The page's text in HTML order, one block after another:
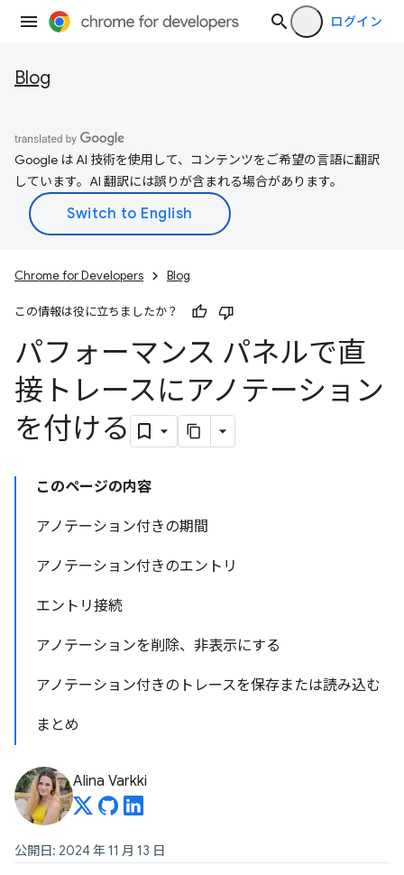
ログイン
Blog
Google は AI 技術を使用して、コンテンツをご希望の言語に翻訳
しています。AI 翻訳には誤りが含まれる場合があります。
Chrome for Developers Blog
この情報は役に立ちましたか？
パフォーマンス パネルで直
接トレースにアノテーション
を付ける
このページの内容
アノテーション付きの期間
アノテーション付きのエントリ
エントリ接続
アノテーションを削除、非表示にする
アノテーション付きのトレースを保存または読み込む
まとめ
Alina Varkki
公開日: 2024 年 11 月 13 日